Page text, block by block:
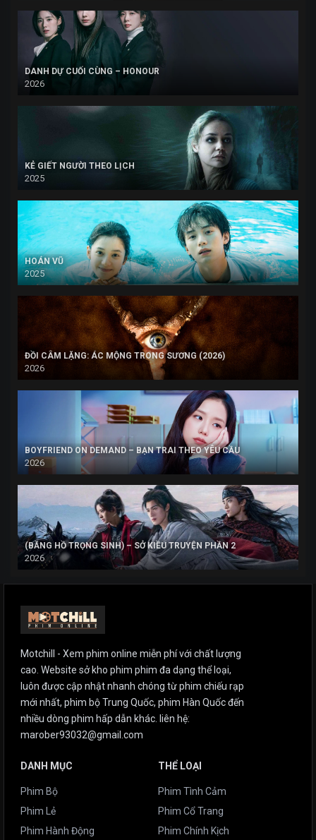
DANH DỰ CUỐI CÙNG – HONOUR
2026
KẺ GIẾT NGƯỜI THEO LỊCH
2025
HOÁN VŨ
2025
ĐỒI CÂM LẶNG: ÁC MỘNG TRONG SƯƠNG (2026)
2026
BOYFRIEND ON DEMAND – BẠN TRAI THEO YÊU CẦU
2026
(BĂNG HỒ TRỌNG SINH) – SỞ KIỀU TRUYỆN PHẦN 2
2026
Motchill - Xem phim online miễn phí với chất lượng
cao. Website sở kho phim phim đa dạng thể loại,
luôn được cập nhật nhanh chóng từ phim chiếu rạp
mới nhất, phim bộ Trung Quốc, phim Hàn Quốc đến
nhiều dòng phim hấp dẫn khác. liên hệ:
marober93032@gmail.com
DANH MỤC
Phim Bộ
Phim Lẻ
Phim Hành Động
THỂ LOẠI
Phim Tình Cảm
Phim Cổ Trang
Phim Chính Kịch